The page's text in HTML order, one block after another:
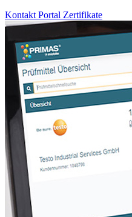
Kontakt Portal Zertifikate